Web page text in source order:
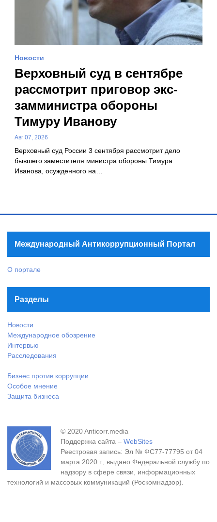
Новости
Верховный суд в сентябре
рассмотрит приговор экс-
замминистра обороны
Тимуру Иванову
Авг 07, 2026
Верховный суд России 3 сентября рассмотрит дело
бывшего заместителя министра обороны Тимура
Иванова, осужденного на…
Международный Антикоррупционный Портал
О портале
Разделы
Новости
Международное обозрение
Интервью
Расследования
Бизнес против коррупции
Особое мнение
Защита бизнеса
© 2020 Anticorr.media
Поддержка сайта – WebSites
Реестровая запись: Эл № ФС77-77795 от 04
марта 2020 г., выдано Федеральной службу по
надзору в сфере связи, информационных
технологий и массовых коммуникаций (Роскомнадзор).